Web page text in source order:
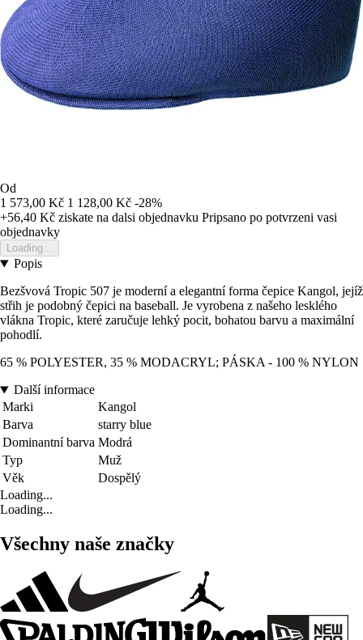
Od
1 573,00 Kč 1 128,00 Kč -28%
+56,40 Kč ziskate na dalsi objednavku Pripsano po potvrzeni vasi
objednavky
Loading...
Popis
Bezšvová Tropic 507 je moderní a elegantní forma čepice Kangol, jejíž
střih je podobný čepici na baseball. Je vyrobena z našeho lesklého
vlákna Tropic, které zaručuje lehký pocit, bohatou barvu a maximální
pohodlí.
65 % POLYESTER, 35 % MODACRYL; PÁSKA - 100 % NYLON
Další informace
Marki
Kangol
Barva
starry blue
Dominantní barva Modrá
Typ
Muž
Věk
Dospělý
Loading...
Loading...
Všechny naše značky